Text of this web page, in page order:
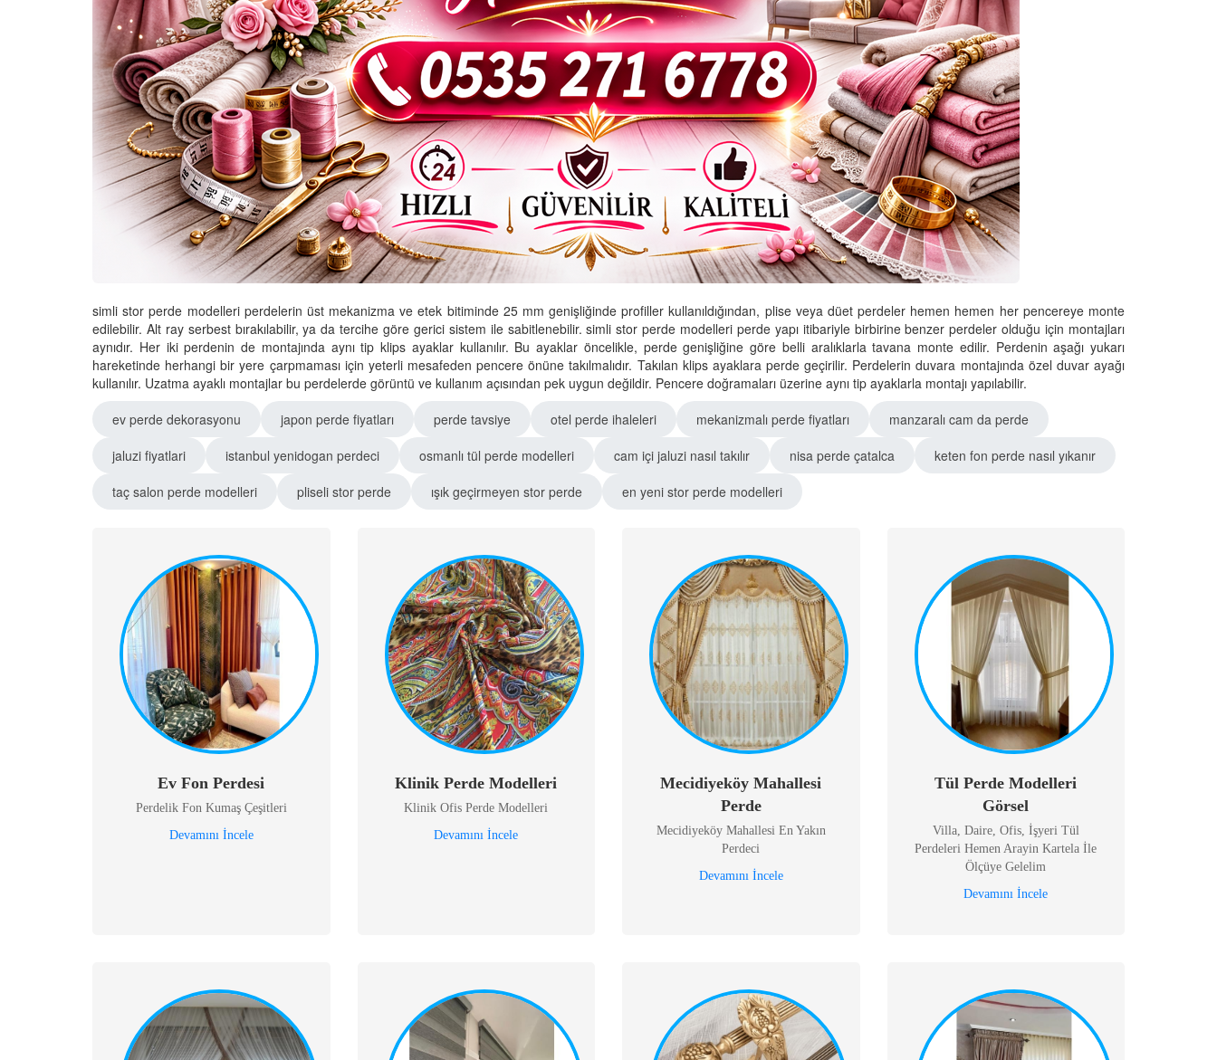
simli stor perde modelleri perdelerin üst mekanizma ve etek bitiminde 25 mm genişliğinde profiller kullanıldığından, plise veya düet perdeler hemen hemen her pencereye monte
edilebilir. Alt ray serbest bırakılabilir, ya da tercihe göre gerici sistem ile sabitlenebilir. simli stor perde modelleri perde yapı itibariyle birbirine benzer perdeler olduğu için montajları
aynıdır. Her iki perdenin de montajında aynı tip klips ayaklar kullanılır. Bu ayaklar öncelikle, perde genişliğine göre belli aralıklarla tavana monte edilir. Perdenin aşağı yukarı
hareketinde herhangi bir yere çarpmaması için yeterli mesafeden pencere önüne takılmalıdır. Takılan klips ayaklara perde geçirilir. Perdelerin duvara montajında özel duvar ayağı
kullanılır. Uzatma ayaklı montajlar bu perdelerde görüntü ve kullanım açısından pek uygun değildir. Pencere doğramaları üzerine aynı tip ayaklarla montajı yapılabilir.
ev perde dekorasyonu
japon perde fiyatları perde tavsiye otel perde ihaleleri mekanizmalı perde fiyatları
manzaralı cam da perde
jaluzi fiyatlari
istanbul yenidogan perdeci osmanlı tül perde modelleri cam içi jaluzi nasıl takılır nisa perde çatalca
keten fon perde nasıl yıkanır
taç salon perde modelleri
pliseli stor perde ışık geçirmeyen stor perde en yeni stor perde modelleri
Ev Fon Perdesi
Perdelik Fon Kumaş Çeşitleri
Devamını İncele
Klinik Perde Modelleri
Klinik Ofis Perde Modelleri
Devamını İncele
Mecidiyeköy Mahallesi
Perde
Mecidiyeköy Mahallesi En Yakın
Perdeci
Devamını İncele
Tül Perde Modelleri
Görsel
Villa, Daire, Ofis, İşyeri Tül
Perdeleri Hemen Arayin Kartela İle
Ölçüye Gelelim
Devamını İncele